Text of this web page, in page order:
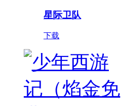
星际卫队
下载